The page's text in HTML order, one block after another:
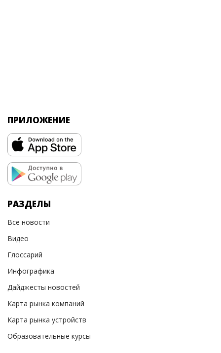
ПРИЛОЖЕНИЕ
РАЗДЕЛЫ
Все новости
Видео
Глоссарий
Инфографика
Дайджесты новостей
Карта рынка компаний
Карта рынка устройств
Образовательные курсы